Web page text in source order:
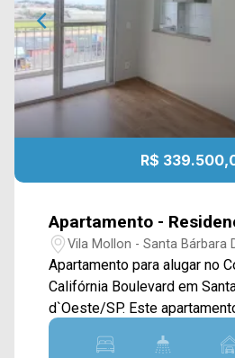
R$
Apartamento -
Vila Mollon - Santa Bárbara
Apartamento para alugar no
Califórnia Boulevard em
d`Oeste/SP. Este apartamento, com 74M²,
oferece uma planta bem
ideal para quem busca